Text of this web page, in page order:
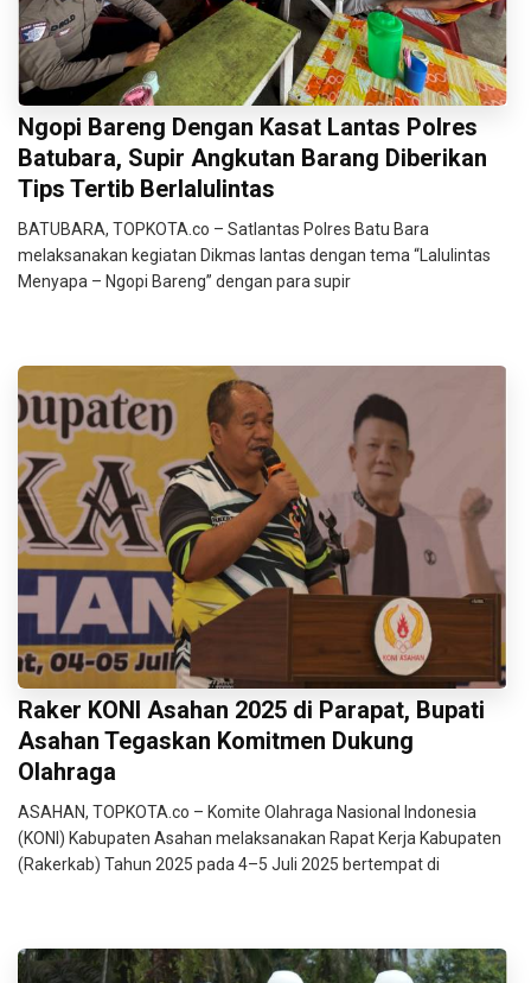
Ngopi Bareng Dengan Kasat Lantas Polres
Batubara, Supir Angkutan Barang Diberikan
Tips Tertib Berlalulintas
BATUBARA, TOPKOTA.co – Satlantas Polres Batu Bara
melaksanakan kegiatan Dikmas lantas dengan tema “Lalulintas
Menyapa – Ngopi Bareng” dengan para supir
Raker KONI Asahan 2025 di Parapat, Bupati
Asahan Tegaskan Komitmen Dukung
Olahraga
ASAHAN, TOPKOTA.co – Komite Olahraga Nasional Indonesia
(KONI) Kabupaten Asahan melaksanakan Rapat Kerja Kabupaten
(Rakerkab) Tahun 2025 pada 4–5 Juli 2025 bertempat di